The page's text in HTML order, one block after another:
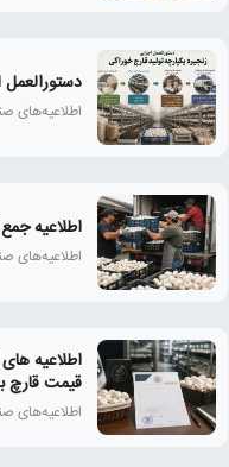
دستورالعمل
اطلاعیه‌های
اطلاعیه جمع
اطلاعیه‌های
قیمت قارچ
اطلاعیه‌های